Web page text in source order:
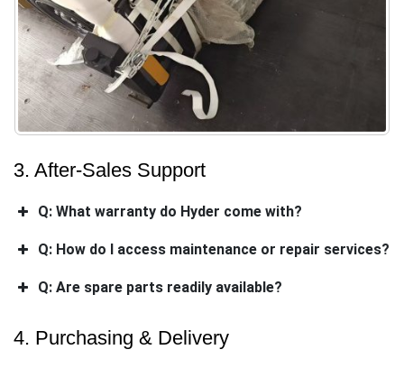
3. After-Sales Support
Q: What warranty do Hyder come with?
Q: How do I access maintenance or repair services?
Q: Are spare parts readily available?
4. Purchasing & Delivery